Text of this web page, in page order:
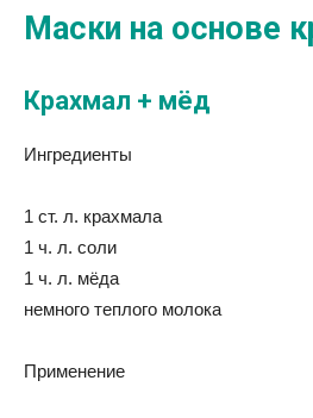
Маски на основе
Крахмал + мёд
Ингредиенты
1 ст. л. крахмала
1 ч. л. соли
1 ч. л. мёда
немного теплого молока
Применение